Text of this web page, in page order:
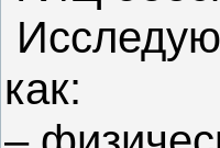
как: